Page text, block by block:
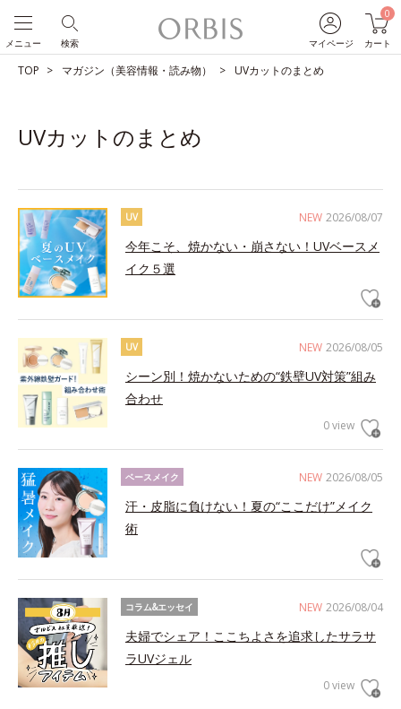
マイページ
0
カート
検索
メニュー
TOP マガジン（美容情報・読み物） UVカットのまとめ
UVカットのまとめ
NEW 2026/08/07
UV
今年こそ、焼かない・崩さない！UVベースメ
イク５選
NEW 2026/08/05
UV
シーン別！焼かないための“鉄壁UV対策”組み
合わせ
0 view
NEW 2026/08/05
ベースメイク
汗・皮脂に負けない！夏の“ここだけ”メイク
術
NEW 2026/08/04
コラム&エッセイ
夫婦でシェア！ここちよさを追求したサラサ
ラUVジェル
0 view